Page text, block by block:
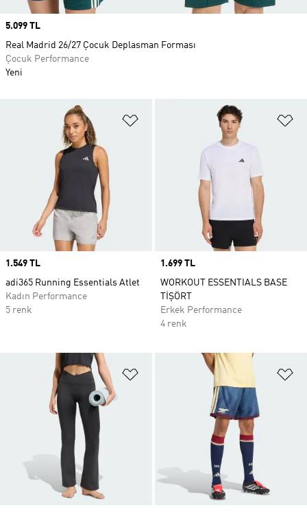
Favori Listesine Ekle
Price
1.549 TL
adi365 Running Essentials Atlet
Kadın Performance
5 renk
Price
1.699 TL
WORKOUT ESSENTIALS BASE
TİŞÖRT
Erkek Performance
4 renk
Favori Listesine Ekle
Price
5.099 TL
Real Madrid 26/27 Çocuk Deplasman Forması
Çocuk Performance
Yeni